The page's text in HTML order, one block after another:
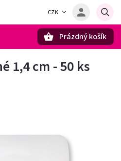
CZK
Prázdný košík
1,4 cm - 50 ks